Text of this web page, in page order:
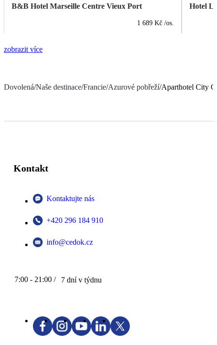
B&B Hotel Marseille Centre Vieux Port
1 689 Kč /os.
Hotel
zobrazit více
Dovolená/Naše destinace/Francie/Azurové pobřeží/Aparthotel City
Kontakt
Kontaktujte nás
+420 296 184 910
info@cedok.cz
7:00 - 21:00 / 7 dní v týdnu